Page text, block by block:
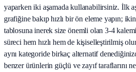
yaparken iki aşamada kullanabilirsiniz. İlk
grafiğine bakıp hızlı bir ön eleme yapın;
tablosuna inerek size önemli olan 3-4
süreci hem hızlı hem de kişiselleştirilmiş
aynı kategoride birkaç alternatif
benzer ürünlerin güçlü ve zayıf taraflarını